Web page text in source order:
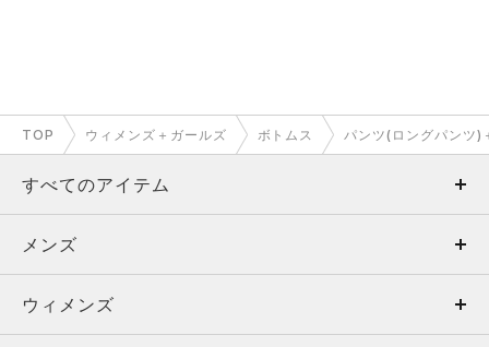
TOP ウィメンズ＋ガールズ ボトムス パンツ(ロングパンツ)
すべてのアイテム
メンズ
ウィメンズ
メンズ
トップス
ウィメンズ